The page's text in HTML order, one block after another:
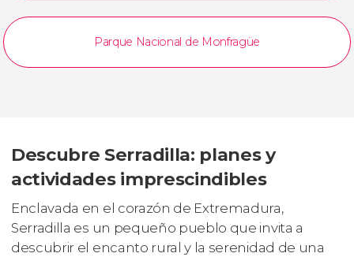
Parque Nacional de Monfragüe
Descubre Serradilla: planes y
actividades imprescindibles
Enclavada en el corazón de Extremadura,
Serradilla es un pequeño pueblo que invita a
descubrir el encanto rural y la serenidad de una